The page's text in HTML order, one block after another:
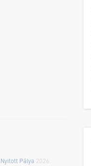
Pálya 2026.